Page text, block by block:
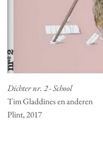
Dichter nr. 2 - School
Tim Gladdines en anderen
Plint, 2017